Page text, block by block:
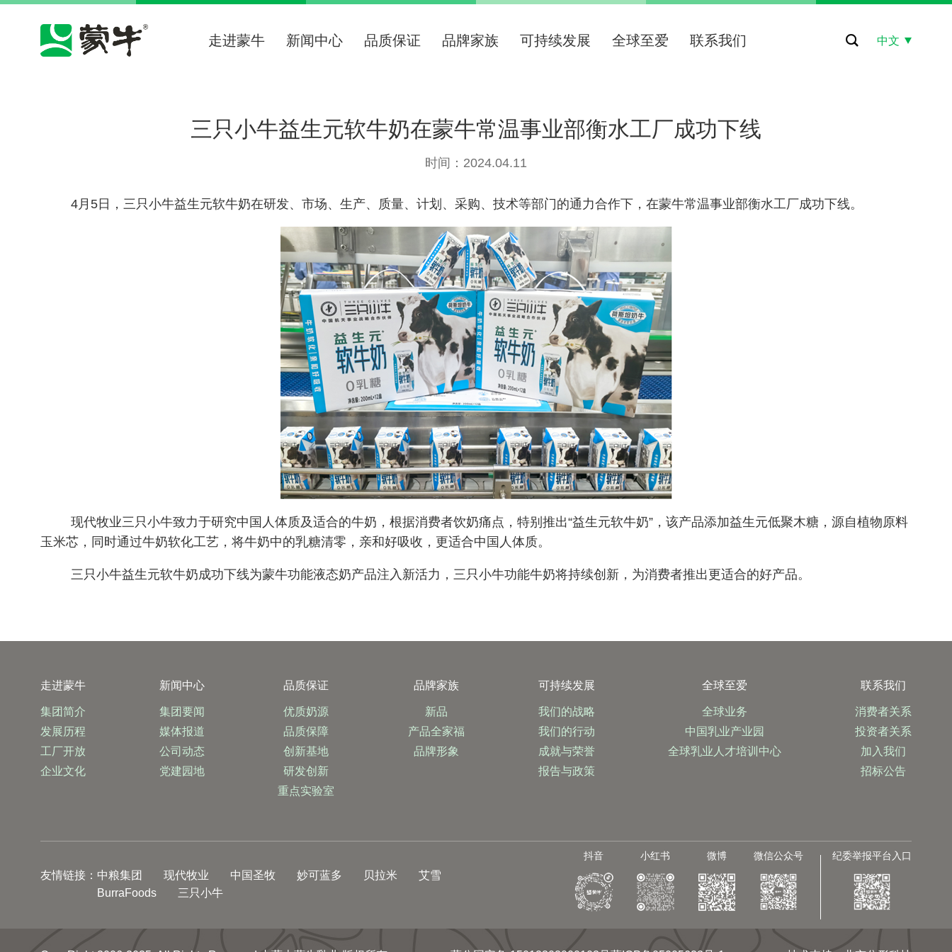
走进蒙牛 新闻中心 品质保证 品牌家族 可持续发展 全球至爱 联系我们 中文
三只小牛益生元软牛奶在蒙牛常温事业部衡水工厂成功下线
时间：2024.04.11
4月 5日，三只小牛益生元软牛奶在研发、市场、生产、质量、计划、采购、技术等部门的通力合作下，在蒙牛常温事业部衡水工厂成功下线。
现代牧业三只小牛致力于研究中国人体质及适合的牛奶，根据消费者饮奶痛点，特别推出“益生元软牛奶”，该产品添加益生元低聚木糖，源自植物原料
玉米芯，同时通过牛奶软化工艺，将牛奶中的乳糖清零，亲和好吸收，更适合中国人体质。
三只小牛益生元软牛奶成功下线为蒙牛功能液态奶产品注入新活力，三只小牛功能牛奶将持续创新，为消费者推出更适合的好产品。
走进蒙牛
集团简介
发展历程
工厂开放
企业文化
新闻中心
集团要闻
媒体报道
公司动态
党建园地
品质保证
优质奶源
品质保障
创新基地
研发创新
重点实验室
品牌家族
新品
产品全家福
品牌形象
可持续发展
我们的战略
我们的行动
成就与荣誉
报告与政策
全球至爱
全球业务
中国乳业产业园
全球乳业人才培训中心
联系我们
消费者关系
投资者关系
加入我们
招标公告
友情链接： 中粮集团 现代牧业 中国圣牧 妙可蓝多 贝拉米
艾雪
BurraFoods
三只小牛
抖音 小红书 微博 微信公众号 纪委举报平台入口